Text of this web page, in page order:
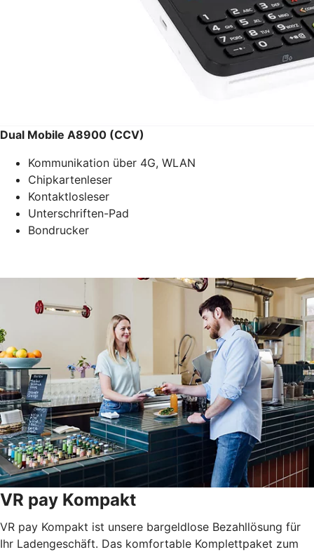
Dual Mobile A8900 (CCV)
Kommunikation über 4G, WLAN
Chipkartenleser
Kontaktlosleser
Unterschriften-Pad
Bondrucker
VR pay Kompakt
VR pay Kompakt ist unsere bargeldlose Bezahllösung für
Ihr Ladengeschäft. Das komfortable Komplettpaket zum